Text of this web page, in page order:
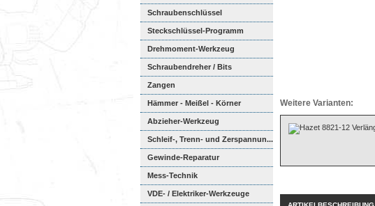
Schraubenschlüssel
Steckschlüssel-Programm
Drehmoment-Werkzeug
Schraubendreher / Bits
Zangen
Hämmer - Meißel - Körner
Abzieher-Werkzeug
Schleif-, Trenn- und Zerspannun...
Gewinde-Reparatur
Mess-Technik
VDE- / Elektriker-Werkzeuge
Weitere Varianten: